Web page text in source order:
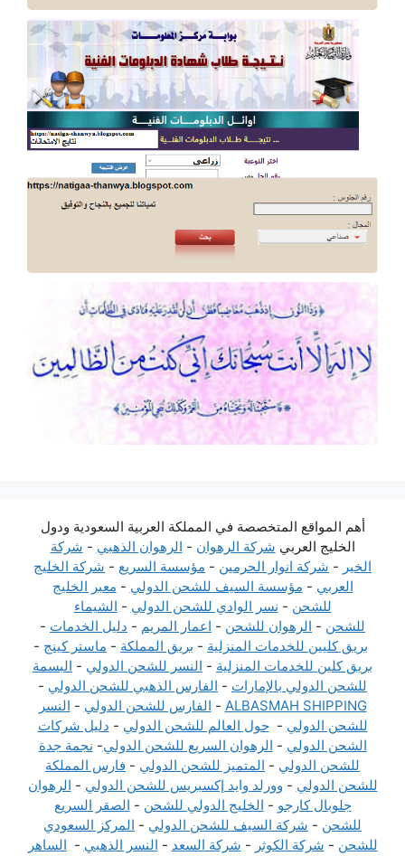
أهم المواقع المتخصصة في المملكة العربية السعودية ودول
الخليج العربي شركة الرهوان - الرهوان الذهبي - شركة
الخير - شركة انوار الحرمين - مؤسسة السريع - شركة الخليج
العربي - مؤسسة السيف للشحن الدولي - معبر الخليج
للشحن - نسر الوادي للشحن الدولي - الشيماء
للشحن - الرهوان للشحن - اعمار المريم - دليل الخدمات -
بريق كليين للخدمات المنزلية - بريق المملكة - ماستر كينج -
بريق كلين للخدمات المنزلية - النسر للشحن الدولي - البسمة
للشحن الدولي بالإمارات - الفارس الذهبي للشحن الدولي -
ALBASMAH SHIPPING
- الفارس للشحن الدولي - النسر
للشحن الدولي -حول العالم للشحن الدولي - دليل شركات
الشحن الدولي - الرهوان السريع للشحن الدولي- نجمة جدة
للشحن الدولي - المتميز للشحن الدولي - فارس المملكة
للشحن الدولي - وورلد وايد إكسبريس للشحن الدولي - الرهوان
جلوبال كارجو - الخليج الدولي للشحن - الصقر السريع
للشحن - شركة السيف للشحن الدولي - المركز السعودي
للشحن - شركة الكوثر - شركة السعد - النسر الذهبي - الساهر